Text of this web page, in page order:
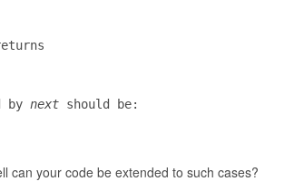
next should be:
can your code be extended to such cases?